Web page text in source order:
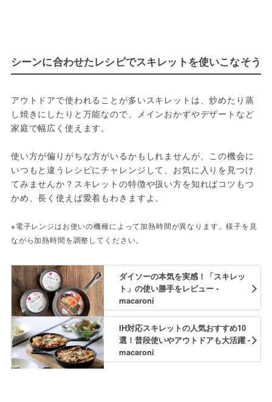
シーンに合わせたレシピでスキレットを使いこなそう
アウトドアで使われることが多いスキレットは、炒めたり蒸
し焼きにしたりと万能なので、メインおかずやデザートなど
家庭で幅広く使えます。
使い方が偏りがちな方がいるかもしれませんが、この機会に
いつもと違うレシピにチャレンジして、お気に入りを見つけ
てみませんか？スキレットの特徴や扱い方を知ればコツもつ
かめ、長く使えば愛着もわきますよ。
※電子レンジはお使いの機種によって加熱時間が異なります。様子を見
ながら加熱時間を調整してください。
ダイソーの本気を実感！「スキレッ
ト」の使い勝手をレビュー -
macaroni
IH対応スキレットの人気おすすめ10
選！普段使いやアウトドアも大活躍 -
macaroni